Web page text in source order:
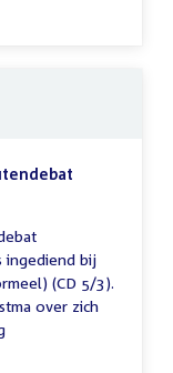
ingediend bij
(CD 5/3).
over zich